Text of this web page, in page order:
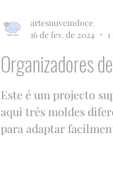
Organizadores
Este é um projecto
aqui três moldes
para adaptar
artesnuvemdoce
16 de fev. de 2024